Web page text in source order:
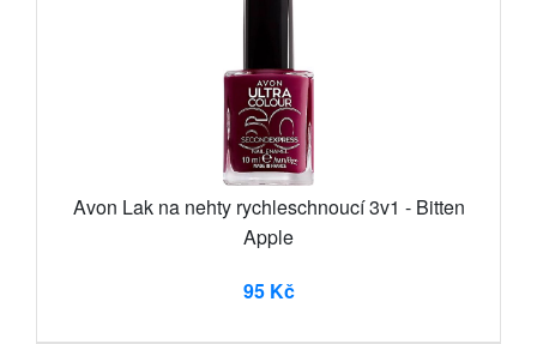
Avon Lak na nehty rychleschnoucí 3v1 - Bitten
Apple
95 Kč